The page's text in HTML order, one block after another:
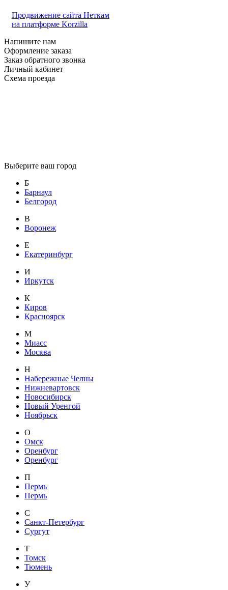
Продвижение сайта Неткам
на платформе Korzilla
Напишите нам
Оформление заказа
Заказ обратного звонка
Личный кабинет
Схема проезда
Выберите ваш город
Б
Барнаул
Белгород
В
Воронеж
Е
Екатеринбург
И
Иркутск
К
Киров
Красноярск
М
Миасс
Москва
Н
Набережные Челны
Нижневартовск
Новосибирск
Новый Уренгой
Ноябрьск
О
Омск
Оренбург
Оренбург
П
Пермь
Пермь
С
Санкт-Петербург
Сургут
Т
Томск
Тюмень
У